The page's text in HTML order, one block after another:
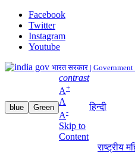
Facebook
Twitter
Instagram
Youtube
भारत सरकार |
blue Green
contrast
A+
A
A-
Skip to
Content
हिन्दी
राष्ट्रीय